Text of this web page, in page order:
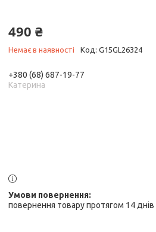
490 ₴
Немає в наявності Код: G15GL26324
+380 (68) 687-19-77
Катерина
повернення товару протягом 14 днів